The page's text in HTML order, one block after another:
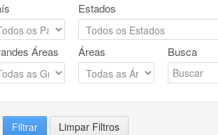
Estados
Áreas Áreas Busca
Filtrar Limpar Filtros